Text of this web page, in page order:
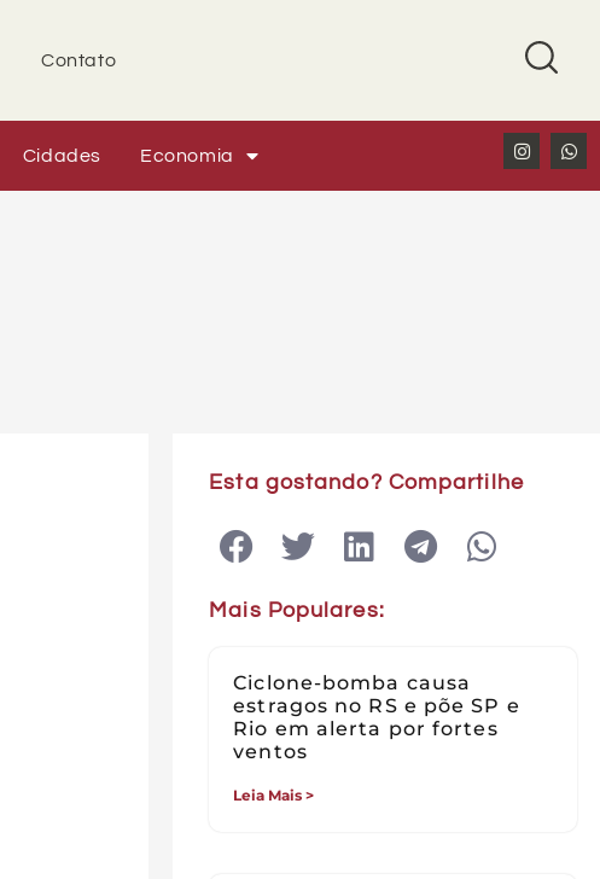
Contato
Cidades Economia
Esta gostando? Compartilhe
Mais Populares:
Ciclone-bomba causa
estragos no RS e põe SP e
Rio em alerta por fortes
ventos
Leia Mais >